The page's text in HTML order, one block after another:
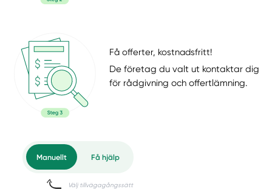
Få offerter, kostnadsfritt!
De företag du valt ut kontaktar dig
för rådgivning och offertlämning.